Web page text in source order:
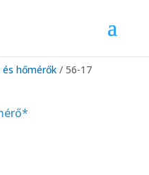
hőmérők/ 56-17